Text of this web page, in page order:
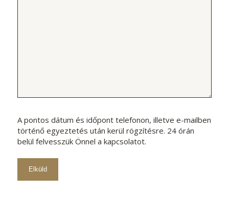
A pontos dátum és időpont telefonon, illetve e-mailben
történő egyeztetés után kerül rögzítésre. 24 órán
belül felvesszük Önnel a kapcsolatot.